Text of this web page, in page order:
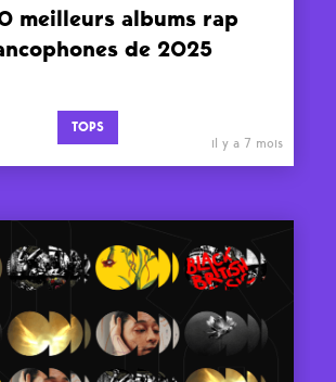
meilleurs albums rap
de 2025
TOPS
il y a 7 mois